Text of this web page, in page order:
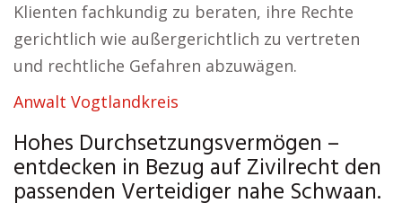
Klienten fachkundig zu beraten, ihre Rechte
gerichtlich wie außergerichtlich zu vertreten
und rechtliche Gefahren abzuwägen.
Anwalt Vogtlandkreis
Hohes Durchsetzungsvermögen –
entdecken in Bezug auf Zivilrecht den
passenden Verteidiger nahe Schwaan.